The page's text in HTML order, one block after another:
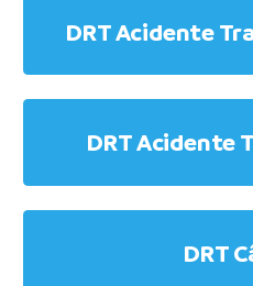
DRT Acidente
DRT Acidente
DRT